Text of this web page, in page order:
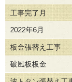
工事完了月
2022年6月
板金張替え工事
破風板板金